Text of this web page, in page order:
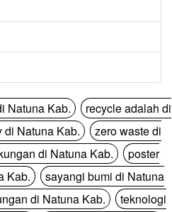
Natuna Kab.
recycle adalah di
di Natuna Kab.
zero waste di
di Natuna Kab.
poster
Kab.
sayangi bumi di Natuna
di Natuna Kab.
teknologi